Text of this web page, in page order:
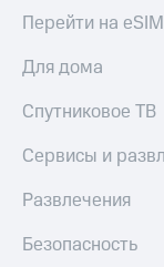
Перейти на eSIM
Для дома
Спутниковое ТВ
Сервисы и
Развлечения
Безопасность